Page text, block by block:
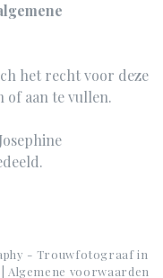
het recht voor deze
of aan te vullen.
- Trouwfotograaf in
Algemene voorwaarden